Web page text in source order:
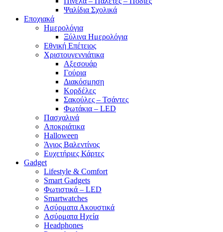
Ψαλίδια Σχολικά
Εποχιακά
Ημερολόγια
Ξύλινα Ημερολόγια
Εθνική Επέτειος
Χριστουγεννιάτικα
Αξεσουάρ
Γούρια
Διακόσμηση
Κορδέλες
Σακούλες – Τσάντες
Φωτάκια – LED
Πασχαλινά
Αποκριάτικα
Halloween
Άγιος Βαλεντίνος
Ευχετήριες Κάρτες
Gadget
Lifestyle & Comfort
Smart Gadgets
Φωτιστικά – LED
Smartwatches
Ασύρματα Ακουστικά
Ασύρματα Ηχεία
Headphones